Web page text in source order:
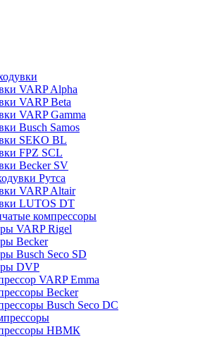
VARP Alpha
VARP Beta
VARP Gamma
Busch Samos
SEKO BL
FPZ SCL
Becker SV
Рутса
VARP Altair
LUTOS DT
компрессоры
VARP Rigel
Becker
Busch Seco SD
DVP
VARP Emma
Becker
Busch Seco DC
НВМК